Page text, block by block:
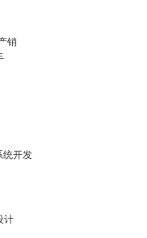
销
统开发
计